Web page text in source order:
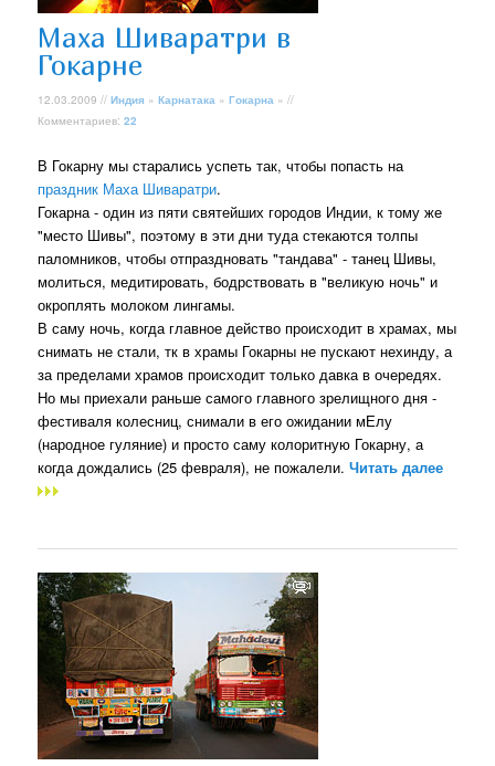
Маха Шиваратри в
Гокарне
12.03.2009 //Индия »Карнатака »Гокарна » //
Комментариев:22
В Гокарну мы старались успеть так, чтобы попасть на
праздник Маха Шиваратри.
Гокарна - один из пяти святейших городов Индии, к тому же
"место Шивы", поэтому в эти дни туда стекаются толпы
паломников, чтобы отпраздновать "тандава" - танец Шивы,
молиться, медитировать, бодрствовать в "великую ночь" и
окроплять молоком лингамы.
В саму ночь, когда главное действо происходит в храмах, мы
снимать не стали, тк в храмы Гокарны не пускают нехинду, а
за пределами храмов происходит только давка в очередях.
Но мы приехали раньше самого главного зрелищного дня -
фестиваля колесниц, снимали в его ожидании мЕлу
(народное гуляние) и просто саму колоритную Гокарну, а
когда дождались (25 февраля), не пожалели.Читать далее